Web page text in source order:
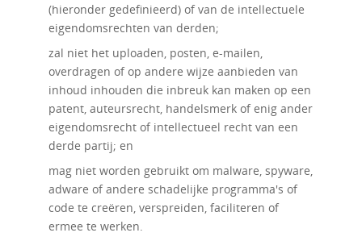
(hieronder gedefinieerd) of van de intellectuele
eigendomsrechten van derden;
zal niet het uploaden, posten, e-mailen,
overdragen of op andere wijze aanbieden van
inhoud inhouden die inbreuk kan maken op een
patent, auteursrecht, handelsmerk of enig ander
eigendomsrecht of intellectueel recht van een
derde partij; en
mag niet worden gebruikt om malware, spyware,
adware of andere schadelijke programma's of
code te creëren, verspreiden, faciliteren of
ermee te werken.